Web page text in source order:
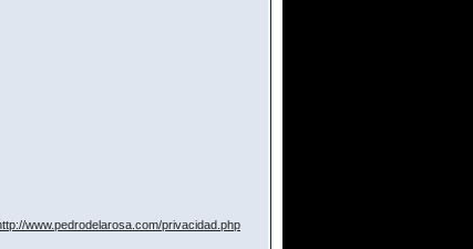
www.pedrodelarosa.com/privacidad.php